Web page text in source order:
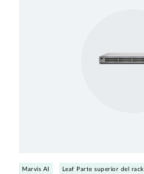
Marvis AI Leaf Parte superior del rack